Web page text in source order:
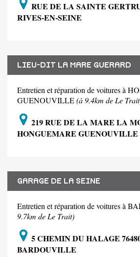
RUE DE LA SAINTE
RIVES-EN-SEINE
LIEU-DIT LA MARE GUERARD
Entretien et réparation de voitures à
GUENOUVILLE(à 9.4km de Le
219 RUE DE LA MARE LA
HONGUEMARE GUENOUVILLE
GARAGE DE LA SEINE
Entretien et réparation de voitures à
9.7km de Le Trait)
5 CHEMIN DU HALAGE
BARDOUVILLE